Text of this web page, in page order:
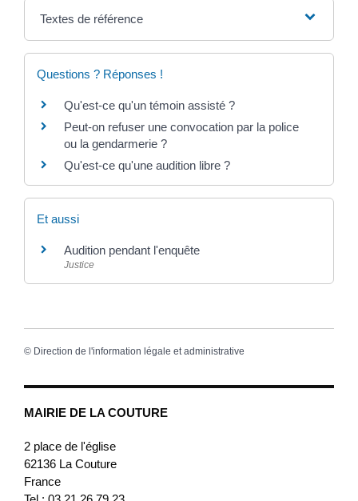
MAIRIE DE LA COUTURE
2 place de l'église
62136 La Couture
France
Textes de référence
Questions ? Réponses !
Qu'est-ce qu'un témoin assisté ?
Peut-on refuser une convocation par la police
ou la gendarmerie ?
Qu'est-ce qu'une audition libre ?
Et aussi
Audition pendant l'enquête
Justice
© Direction de l'information légale et administrative